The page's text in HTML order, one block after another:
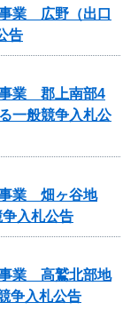
業 広野（出口
告
事業 郡上南部4
一般競争入札公
事業 畑ヶ谷地
入札公告
事業 高鷲北部地
争入札公告